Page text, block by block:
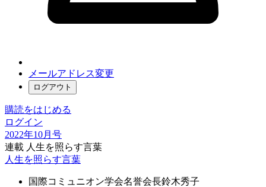
メールアドレス変更
ログアウト
購読をはじめる
ログイン
2022年10月号
連載 人生を照らす言葉
人生を照らす言葉
国際コミュニオン学会名誉会長鈴木秀子